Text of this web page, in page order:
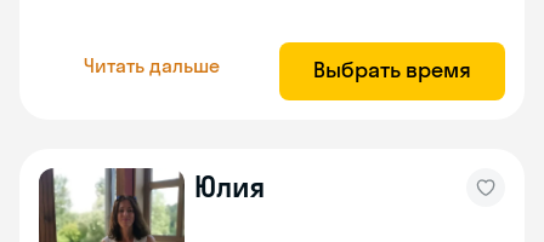
Читать дальше Выбрать время
Юлия